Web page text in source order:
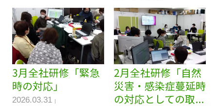
3月全社研修「緊急
時の対応」
2026.03.31
2月全社研修「自然
災害・感染症蔓延時
の対応としての取...